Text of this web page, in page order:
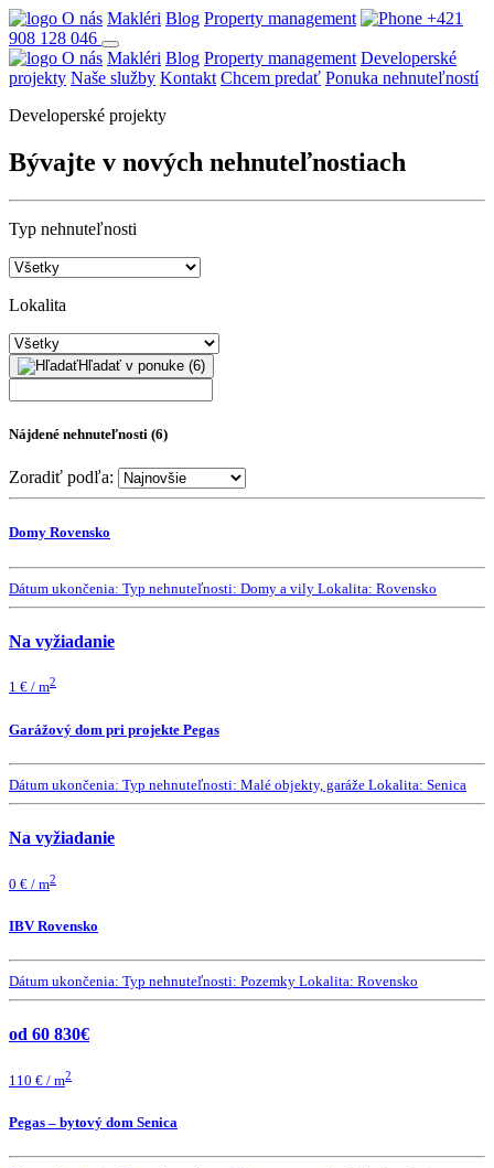
O nás Makléri Blog Property management
+421
908 128 046
O nás Makléri Blog Property management Developerské
projekty Naše služby Kontakt Chcem predať Ponuka nehnuteľností
Developerské projekty
Bývajte v nových nehnuteľnostiach
Typ nehnuteľnosti
Lokalita
Hľadať v ponuke (6)
Nájdené nehnuteľnosti (6)
Zoradiť podľa:
Domy Rovensko
Dátum ukončenia: Typ nehnuteľnosti: Domy a vily Lokalita: Rovensko
Na vyžiadanie
1 € / m2
Garážový dom pri projekte Pegas
Dátum ukončenia: Typ nehnuteľnosti: Malé objekty, garáže Lokalita: Senica
Na vyžiadanie
0 € / m2
IBV Rovensko
Dátum ukončenia: Typ nehnuteľnosti: Pozemky Lokalita: Rovensko
od 60 830€
110 € / m2
Pegas – bytový dom Senica